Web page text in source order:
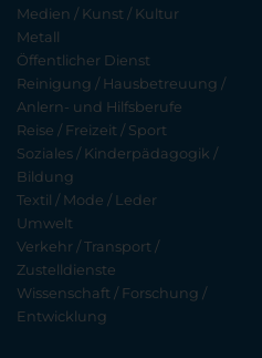
Medien / Kunst / Kultur
Metall
Öffentlicher Dienst
Reinigung / Hausbetreuung /
Anlern- und Hilfsberufe
Reise / Freizeit / Sport
Soziales / Kinderpädagogik /
Bildung
Textil / Mode / Leder
Umwelt
Verkehr / Transport /
Zustelldienste
Wissenschaft / Forschung /
Entwicklung